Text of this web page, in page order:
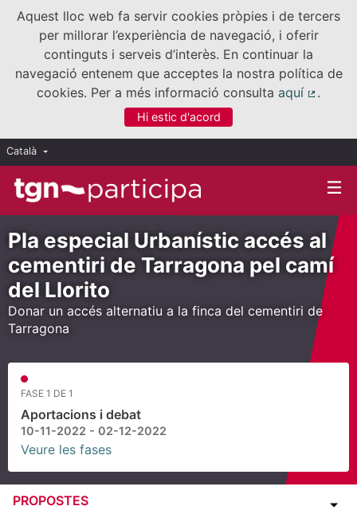
Aquest lloc web fa servir cookies pròpies i de tercers
per millorar l’experiència de navegació, i oferir
continguts i serveis d’interès. En continuar la
navegació entenem que acceptes la nostra política de
cookies. Per a més informació consulta aquí
.
Hi estic d'acord
Català Triar la llengua
Pla especial Urbanístic accés al
cementiri de Tarragona pel camí
del Llorito
Donar un accés alternatiu a la finca del cementiri de
Tarragona
FASE 1 DE 1
Aportacions i debat
10-11-2022 - 02-12-2022
Veure les fases
PROPOSTES